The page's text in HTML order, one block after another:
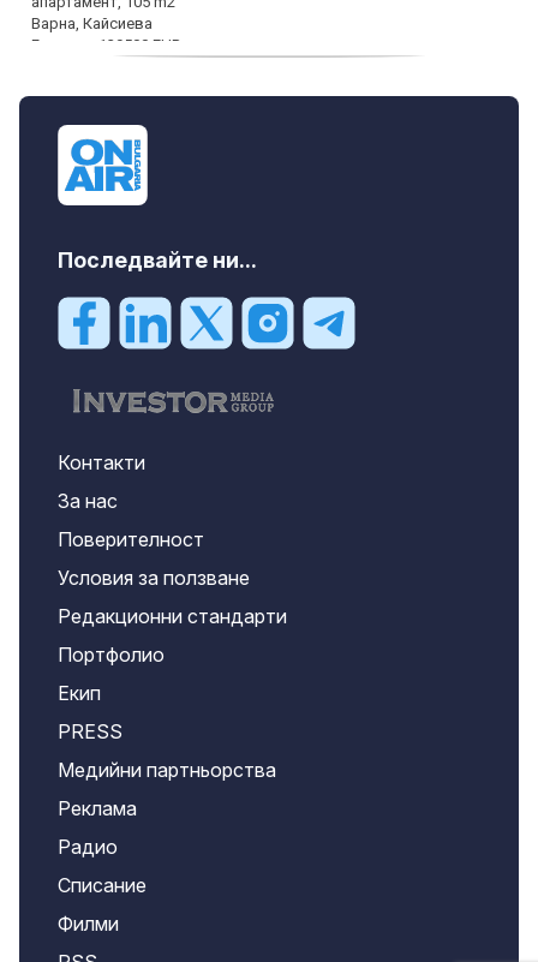
Последвайте ни...
Контакти
За нас
Поверителност
Условия за ползване
Редакционни стандарти
Портфолио
Екип
PRESS
Медийни партньорства
Реклама
Радио
Списание
Филми